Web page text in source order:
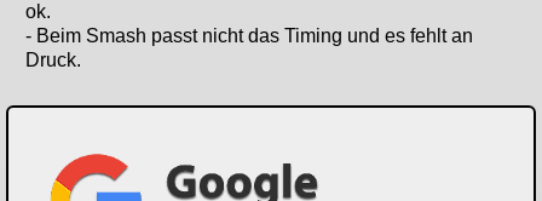
ok.
- Beim Smash passt nicht das Timing und es fehlt an
Druck.